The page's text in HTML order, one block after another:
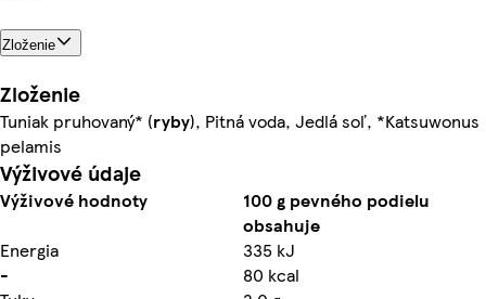
Zloženie
Zloženie
Tuniak pruhovaný* (ryby), Pitná voda, Jedlá soľ, *Katsuwonus
pelamis
Výživové údaje
Výživové hodnoty
100 g pevného podielu
obsahuje
Energia
335 kJ
-
80 kcal